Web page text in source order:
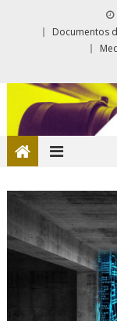
Documentos